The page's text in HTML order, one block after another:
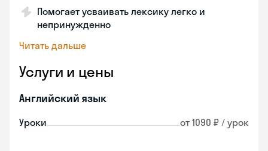
Помогает усваивать лексику легко и
непринужденно
Читать дальше
Услуги и цены
Английский язык
Уроки от 1090 ₽ / урок